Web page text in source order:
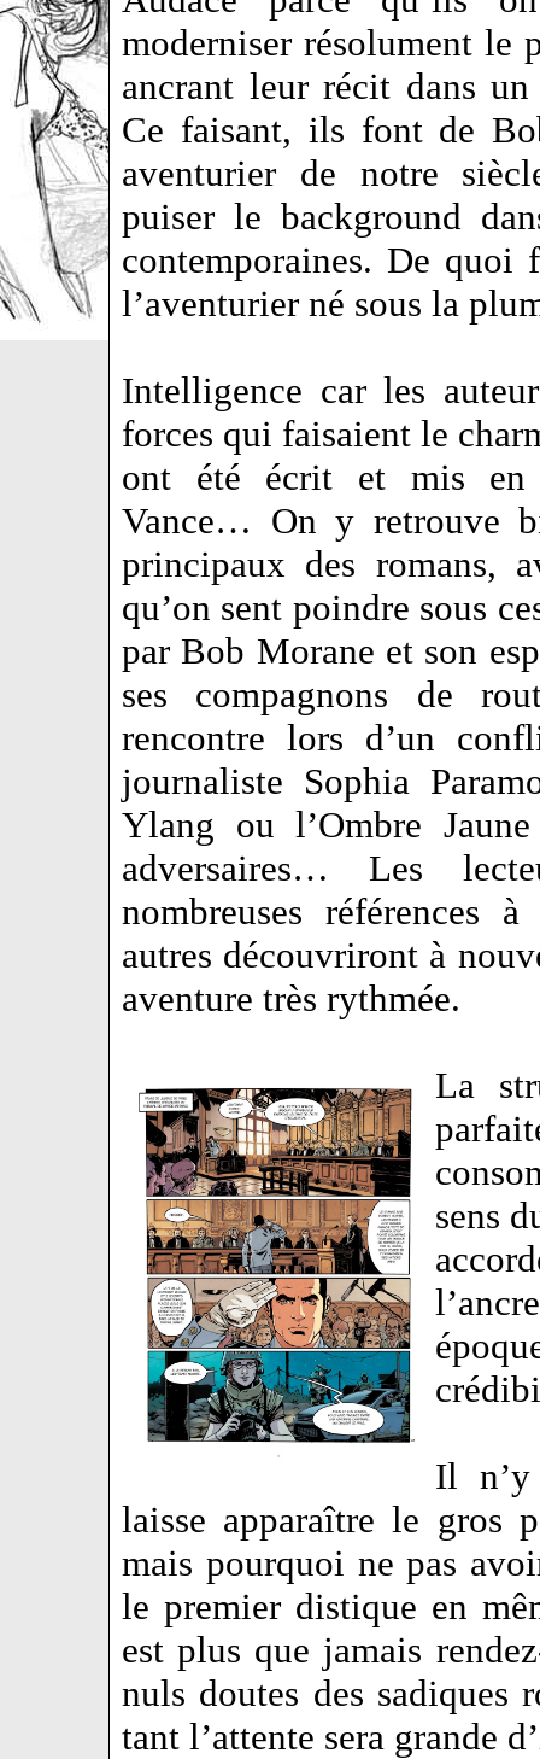
moderniser résolument le
ancrant leur récit dans
Ce faisant, ils font de
aventurier de notre
puiser le background
contemporaines. De quoi
l’aventurier né sous la
Intelligence car les
forces qui faisaient le
ont été écrit et mis en
Vance… On y retrouve
principaux des romans,
qu’on sent poindre sous
par Bob Morane et son
ses compagnons de
rencontre lors d’un
journaliste Sophia
Ylang ou l’Ombre
adversaires… Les
nombreuses références
autres découvriront à
aventure très rythmée.
La
sens
Il
laisse apparaître le gros
mais pourquoi ne pas
le premier distique en
est plus que jamais
nuls doutes des sadiques
tant l’attente sera grande